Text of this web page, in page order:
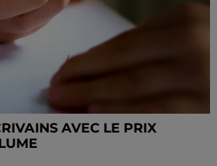
AVEC LE PRIX